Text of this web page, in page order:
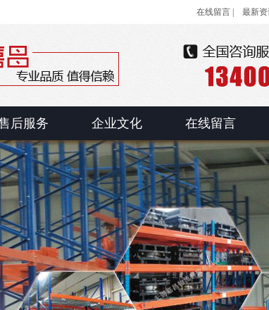
在线留言 | 最新资
后服务 企业文化 在线留言